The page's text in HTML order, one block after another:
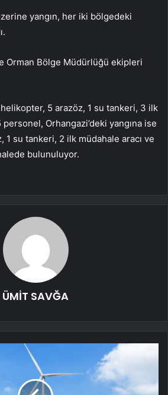
yangın, her iki bölgedeki
Orman Bölge Müdürlüğü ekipleri
helikopter, 5 arazöz, 1 su tankeri, 3 ilk
Orhangazi’deki yangına ise
1 su tankeri, 2 ilk müdahale aracı ve
bulunuluyor.
ÜMİT SAVĞA